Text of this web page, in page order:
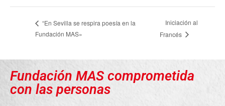
“En Sevilla se respira poesía en la
Fundación MAS»
Iniciación al
Francés
Fundación MAS comprometida
con las personas